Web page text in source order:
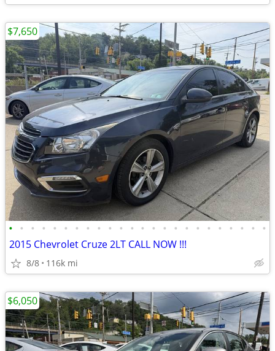
• • • • • • • • • • • • • • • • • • • • • • • •
2015 Chevrolet Cruze 2LT CALL NOW !!!
8/8 116k mi
$7,650
$6,050